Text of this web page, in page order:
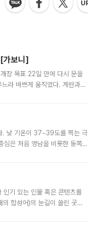
가보니]
장 목표 22일 만에 다시 문을
라 바쁘게 움직였다. 계란과
. 낮 기온이 37~39도를 찍는 극
심은 처음 영남을 비롯한 동쪽
인기 있는 인물 혹은 콘텐츠를
합성어)의 눈길이 쏠린 곳은